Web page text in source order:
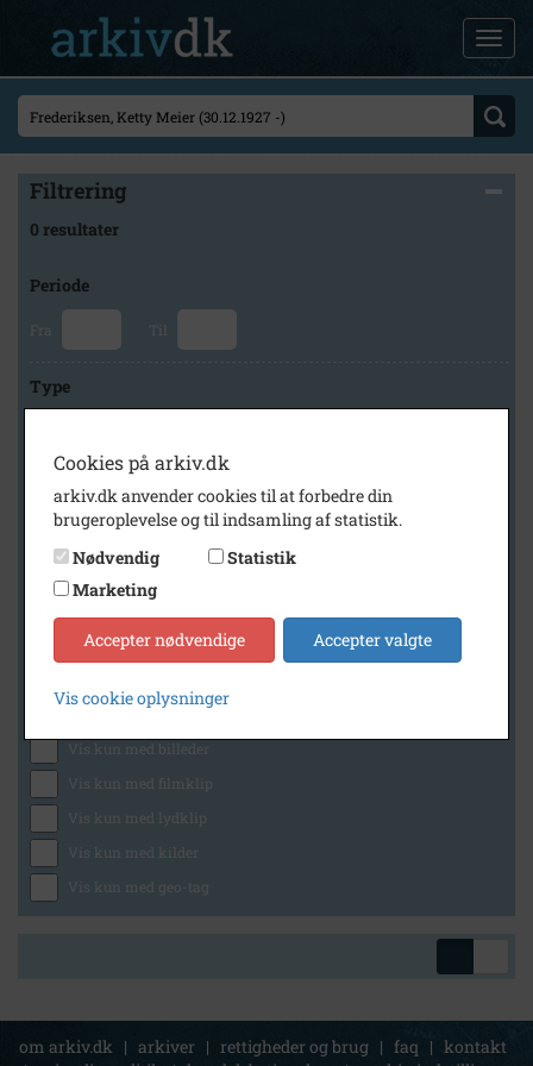
Filtrering
0 resultater
Periode
Fra Til
Type
Arkiv
Historisk Arkiv Dragør
Generelt
Vis kun med billeder
Vis kun med filmklip
Vis kun med lydklip
Vis kun med kilder
Vis kun med geo-tag
om arkiv.dk | arkiver | rettigheder og brug | faq | kontakt
Cookies på arkiv.dk
arkiv.dk anvender cookies til at forbedre din
brugeroplevelse og til indsamling af statistik.
Nødvendig
Statistik
Marketing
Accepter nødvendige Accepter valgte
Vis cookie oplysninger